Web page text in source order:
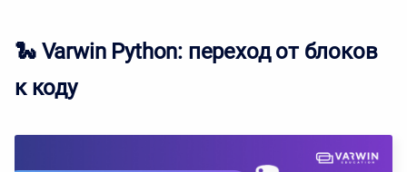
🐍 Varwin Python: переход от блоков
к коду